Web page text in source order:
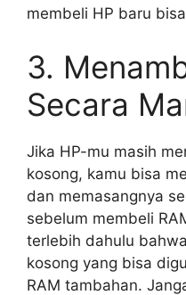
membeli HP baru
3.
Secara
Jika HP-mu masih
kosong, kamu bisa
dan memasangnya
sebelum membeli
terlebih dahulu
kosong yang bisa
RAM tambahan.